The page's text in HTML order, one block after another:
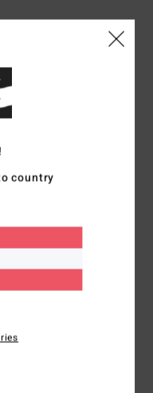
dieses Produkt
country